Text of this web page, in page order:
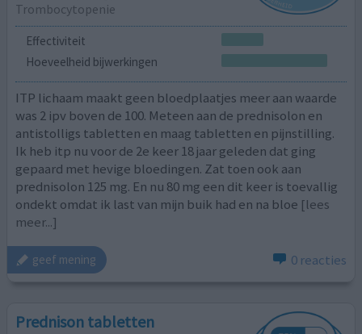
Trombocytopenie
Effectiviteit
Hoeveelheid bijwerkingen
ITP lichaam maakt geen bloedplaatjes meer aan waarde
was 2 ipv boven de 100. Meteen aan de prednisolon en
antistolligs tabletten en maag tabletten en pijnstilling.
Ik heb itp nu voor de 2e keer 18 jaar geleden dat ging
gepaard met hevige bloedingen. Zat toen ook aan
prednisolon 125 mg. En nu 80 mg een dit keer is toevallig
ondekt omdat ik last van mijn buik had en na bloe [lees
meer...]
geef mening 0 reacties
Prednison tabletten